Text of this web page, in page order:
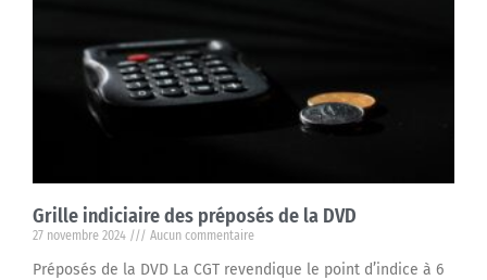
Grille indiciaire des préposés de la DVD
27 novembre 2024 Aucun commentaire
Préposés de la DVD La CGT revendique le point d’indice à 6